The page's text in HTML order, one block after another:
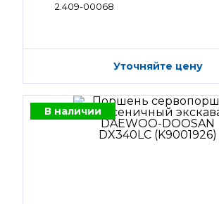
2.409-00068
Уточняйте цену
В наличии